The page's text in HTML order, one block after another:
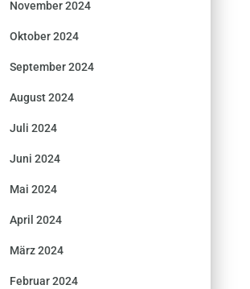
November 2024
Oktober 2024
September 2024
August 2024
Juli 2024
Juni 2024
Mai 2024
April 2024
März 2024
Februar 2024